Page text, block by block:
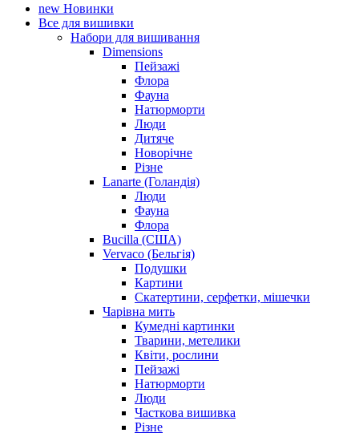
new Новинки
Все для вишивки
Набори для вишивання
Dimensions
Пейзажі
Флора
Фауна
Натюрморти
Люди
Дитяче
Новорічне
Різне
Lanarte (Голандія)
Люди
Фауна
Флора
Bucilla (США)
Vervaco (Бельгія)
Подушки
Картини
Скатертини, серфетки, мішечки
Чарiвна мить
Кумедні картинки
Тварини, метелики
Квіти, рослини
Пейзажі
Натюрморти
Люди
Часткова вишивка
Різне